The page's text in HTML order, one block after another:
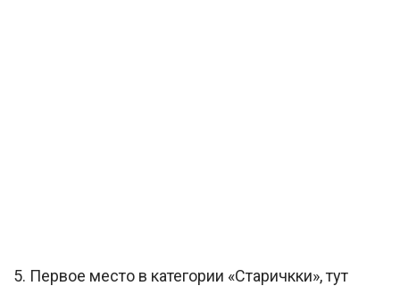
5. Первое место в категории «Старичкки», тут